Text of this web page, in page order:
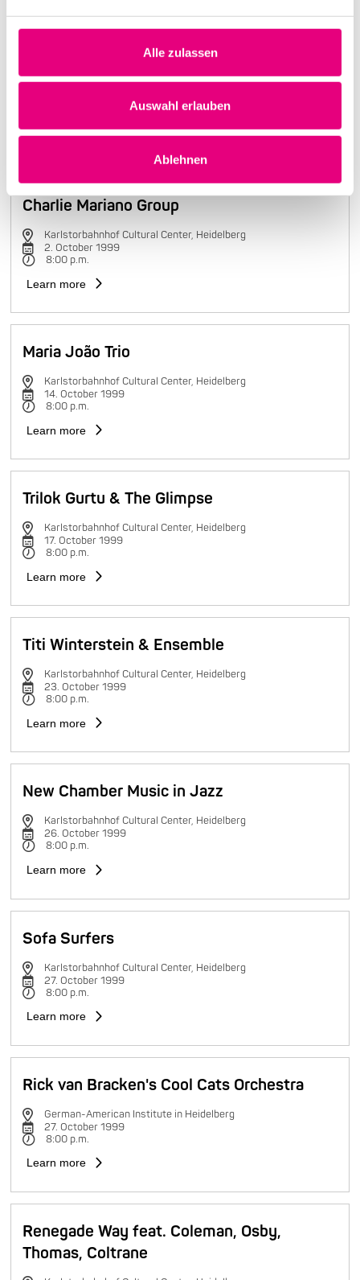
Alle zulassen
Auswahl erlauben
Ablehnen
Nightmares on Wax
Learn more
Charlie Mariano Group
Karlstorbahnhof Cultural Center, Heidelberg
2. October 1999
8:00 p.m.
Learn more
Maria João Trio
Karlstorbahnhof Cultural Center, Heidelberg
14. October 1999
8:00 p.m.
Learn more
Trilok Gurtu & The Glimpse
Karlstorbahnhof Cultural Center, Heidelberg
17. October 1999
8:00 p.m.
Learn more
Titi Winterstein & Ensemble
Karlstorbahnhof Cultural Center, Heidelberg
23. October 1999
8:00 p.m.
Learn more
New Chamber Music in Jazz
Karlstorbahnhof Cultural Center, Heidelberg
26. October 1999
8:00 p.m.
Learn more
Sofa Surfers
Karlstorbahnhof Cultural Center, Heidelberg
27. October 1999
8:00 p.m.
Learn more
Rick van Bracken's Cool Cats Orchestra
German-American Institute in Heidelberg
27. October 1999
8:00 p.m.
Learn more
Renegade Way feat. Coleman, Osby,
Thomas, Coltrane